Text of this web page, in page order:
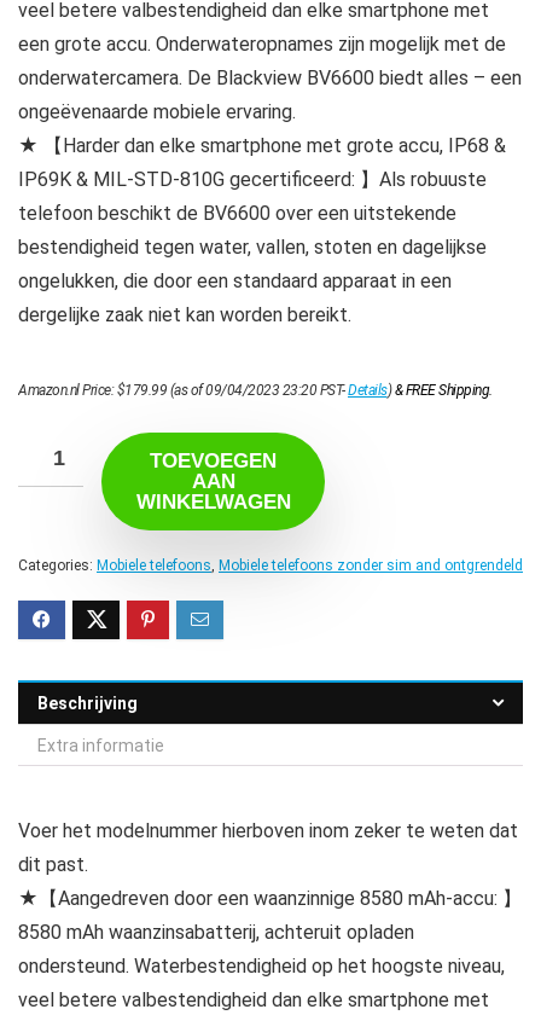
veel betere valbestendigheid dan elke smartphone met
een grote accu. Onderwateropnames zijn mogelijk met de
onderwatercamera. De Blackview BV6600 biedt alles – een
ongeëvenaarde mobiele ervaring.
★ 【Harder dan elke smartphone met grote accu, IP68 &
IP69K & MIL-STD-810G gecertificeerd: 】Als robuuste
telefoon beschikt de BV6600 over een uitstekende
bestendigheid tegen water, vallen, stoten en dagelijkse
ongelukken, die door een standaard apparaat in een
dergelijke zaak niet kan worden bereikt.
Amazon.nl Price:$179.99 (as of 09/04/2023 23:20 PST-Details)&FREE Shipping.
TOEVOEGEN
AAN
WINKELWAGEN
Categories: Mobiele telefoons Mobiele telefoons zonder sim and ontgrendeld
Beschrijving
Extra informatie
Voer het modelnummer hierboven inom zeker te weten dat
dit past.
★【Aangedreven door een waanzinnige 8580 mAh-accu: 】
8580 mAh waanzinsabatterij, achteruit opladen
ondersteund. Waterbestendigheid op het hoogste niveau,
veel betere valbestendigheid dan elke smartphone met